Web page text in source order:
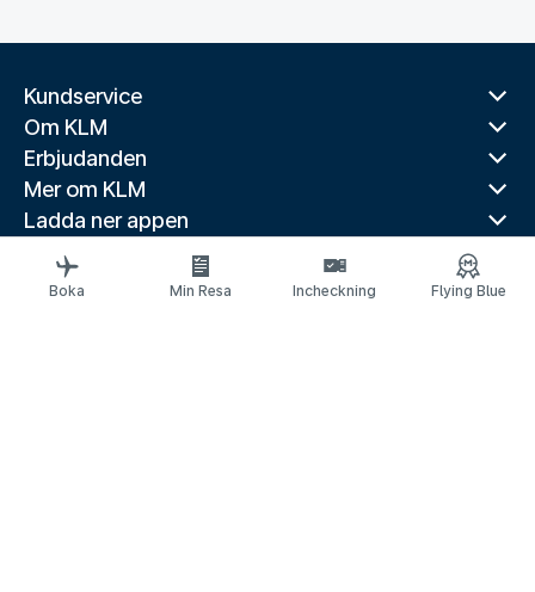
Kundservice
Om KLM
Erbjudanden
Mer om KLM
Ladda ner appen
Relaterade webbplatser
Reseguider
Boka Min Resa Incheckning Flying Blue